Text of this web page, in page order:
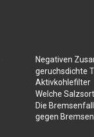
Negativen
geruchsdichte
Aktivkohlefilter
Welche
Die
gegen